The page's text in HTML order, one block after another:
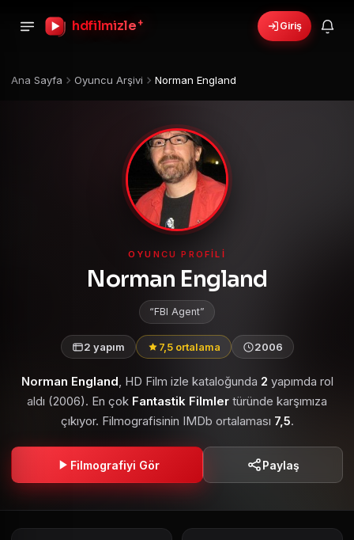
hdfilmizle + Giriş
Ana Sayfa Oyuncu Arşivi Norman England
OYUNCU PROFILI
Norman England
FBI Agent
2 yapım 7,5 ortalama 2006
Norman England, HD Film izle kataloğunda 2 yapımda rol
aldı (2006). En çok Fantastik Filmler türünde karşımıza
çıkıyor. Filmografisinin IMDb ortalaması 7,5.
Filmografiyi Gör Paylaş